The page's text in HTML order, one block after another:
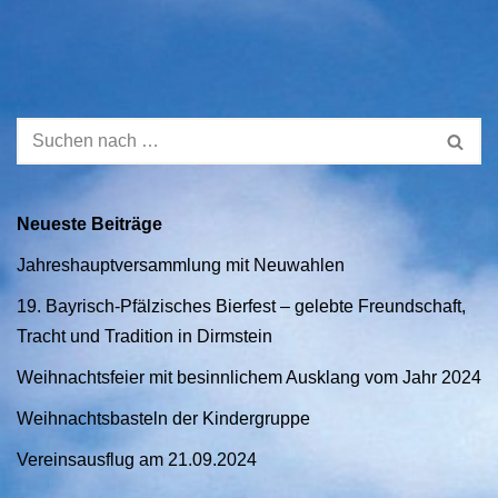
Neueste Beiträge
Jahreshauptversammlung mit Neuwahlen
19. Bayrisch-Pfälzisches Bierfest – gelebte Freundschaft,
Tracht und Tradition in Dirmstein
Weihnachtsfeier mit besinnlichem Ausklang vom Jahr 2024
Weihnachtsbasteln der Kindergruppe
Vereinsausflug am 21.09.2024